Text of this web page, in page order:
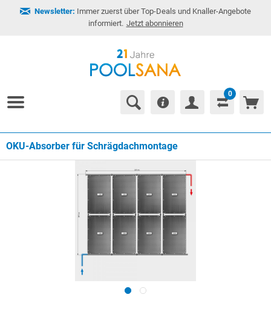
Newsletter: Immer zuerst über Top-Deals und Knaller-Angebote
informiert. Jetzt abonnieren
0
OKU-Absorber für Schrägdachmontage